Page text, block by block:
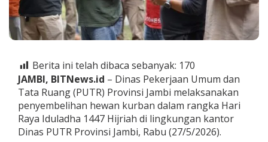
I
u
l
h
a
d
e
n
g
a
Berita ini telah dibaca sebanyak: 170
JAMBI, BITNews.id – Dinas Pekerjaan Umum dan
Tata Ruang (PUTR) Provinsi Jambi melaksanakan
penyembelihan hewan kurban dalam rangka Hari
Raya Iduladha 1447 Hijriah di lingkungan kantor
Dinas PUTR Provinsi Jambi, Rabu (27/5/2026).